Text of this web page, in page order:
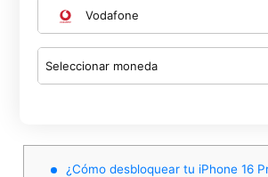
Vodafone
Seleccionar moneda
¿Cómo desbloquear tu iPhone 16